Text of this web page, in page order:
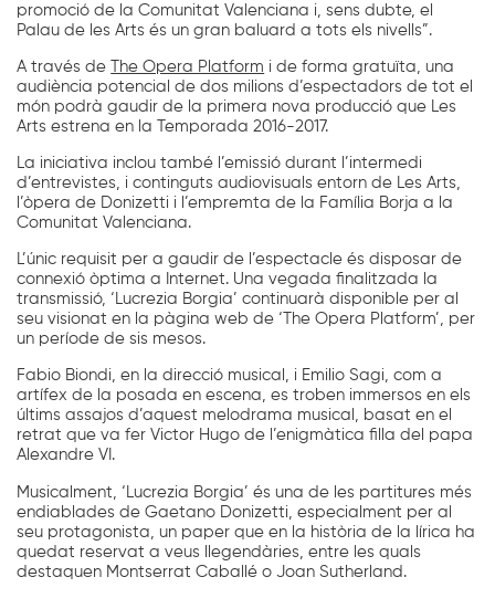
promoció de la Comunitat Valenciana i, sens dubte, el
Palau de les Arts és un gran baluard a tots els nivells”.
A través de The Opera Platform i de forma gratuïta, una
audiència potencial de dos milions d’espectadors de tot el
món podrà gaudir de la primera nova producció que Les
Arts estrena en la Temporada 2016-2017.
La iniciativa inclou també l’emissió durant l’intermedi
d’entrevistes, i continguts audiovisuals entorn de Les Arts,
l’òpera de Donizetti i l’empremta de la Família Borja a la
Comunitat Valenciana.
L’únic requisit per a gaudir de l’espectacle és disposar de
connexió òptima a Internet. Una vegada finalitzada la
transmissió, ‘Lucrezia Borgia’ continuarà disponible per al
seu visionat en la pàgina web de ‘The Opera Platform’, per
un període de sis mesos.
Fabio Biondi, en la direcció musical, i Emilio Sagi, com a
artífex de la posada en escena, es troben immersos en els
últims assajos d’aquest melodrama musical, basat en el
retrat que va fer Victor Hugo de l’enigmàtica filla del papa
Alexandre VI.
Musicalment, ‘Lucrezia Borgia’ és una de les partitures més
endiablades de Gaetano Donizetti, especialment per al
seu protagonista, un paper que en la història de la lírica ha
quedat reservat a veus llegendàries, entre les quals
destaquen Montserrat Caballé o Joan Sutherland.